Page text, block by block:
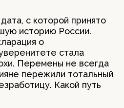
с которой принято
историю России.
о
стала
Перемены не всегда
пережили тотальный
Какой путь